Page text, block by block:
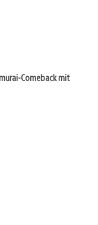
Comeback mit